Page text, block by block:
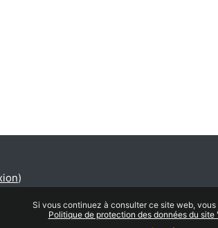
Si vous continuez à consulter ce site web,
Politique de protection des données du site
)